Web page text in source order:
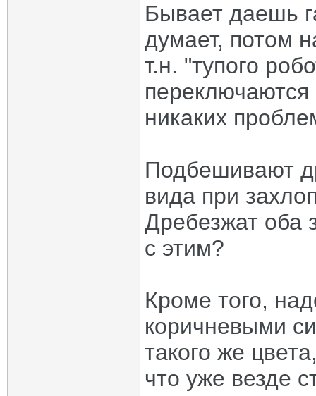
Бывает даешь
думает, потом
т.н. "тупого
никаких
Подбешивают
вида при
Дребезжат оба
с этим?
Кроме того,
коричневыми
такого же
что уже везде